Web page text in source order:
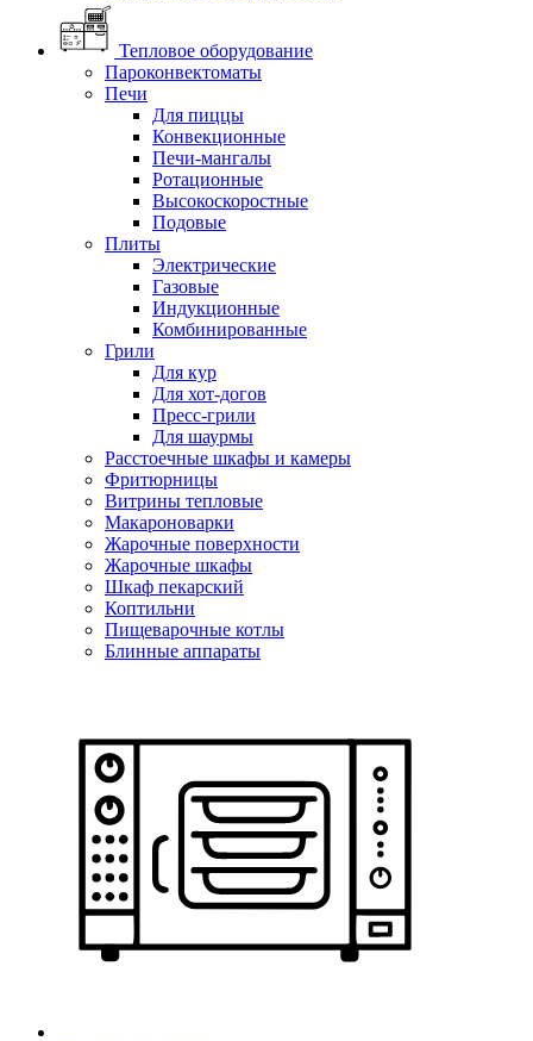
Тепловое оборудование
Пароконвектоматы
Печи
Для пиццы
Конвекционные
Печи-мангалы
Ротационные
Высокоскоростные
Подовые
Плиты
Электрические
Газовые
Индукционные
Комбинированные
Грили
Для кур
Для хот-догов
Пресс-грили
Для шаурмы
Расстоечные шкафы и камеры
Фритюрницы
Витрины тепловые
Макароноварки
Жарочные поверхности
Жарочные шкафы
Шкаф пекарский
Коптильни
Пищеварочные котлы
Блинные аппараты